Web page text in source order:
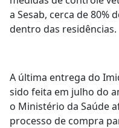
a Sesab, cerca de 80%
dentro das residências.
A última entrega do
sido feita em julho do
o Ministério da Saúde
processo de compra